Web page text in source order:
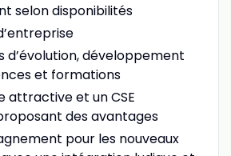
selon disponibilités
d’évolution, développement
et formations
attractive et un CSE
des avantages
pour les nouveaux